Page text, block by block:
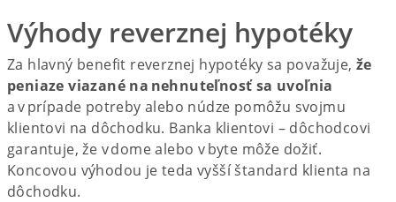
Výhody reverznej hypotéky
Za hlavný benefit reverznej hypotéky sa považuje, že
peniaze viazané na nehnuteľnosť sa uvoľnia
a v prípade potreby alebo núdze pomôžu svojmu
klientovi na dôchodku. Banka klientovi – dôchodcovi
garantuje, že v dome alebo v byte môže dožiť.
Koncovou výhodou je teda vyšší štandard klienta na
dôchodku.